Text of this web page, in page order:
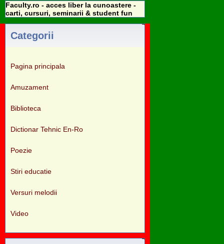
Faculty.ro - acces liber la cunoastere -
carti, cursuri, seminarii & student fun
Categorii
Pagina principala
Amuzament
Biblioteca
Dictionar Tehnic En-Ro
Poezie
Stiri educatie
Versuri melodii
Video